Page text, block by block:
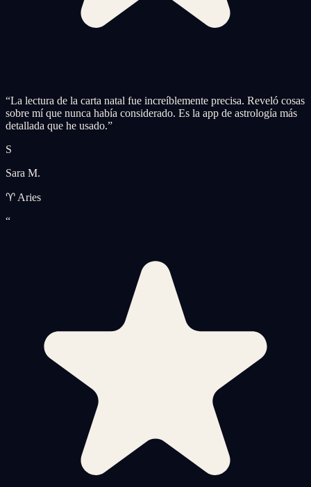
“La lectura de la carta natal fue increíblemente precisa. Reveló cosas
sobre mí que nunca había considerado. Es la app de astrología más
detallada que he usado.”
S
Sara M.
♈ Aries
“